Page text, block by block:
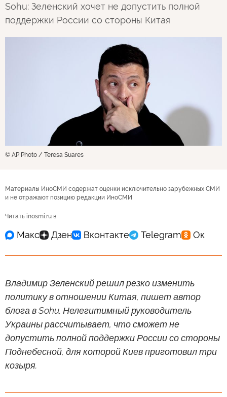
Sohu: Зеленский хочет не допустить полной
поддержки России со стороны Китая
© AP Photo / Teresa Suares
Материалы ИноСМИ содержат оценки исключительно зарубежных СМИ
и не отражают позицию редакции ИноСМИ
Читать inosmi.ru в
Владимир Зеленский решил резко изменить
политику в отношении Китая, пишет автор
блога в Sohu. Нелегитимный руководитель
Украины рассчитывает, что сможет не
допустить полной поддержки России со стороны
Поднебесной, для которой Киев приготовил три
козыря.